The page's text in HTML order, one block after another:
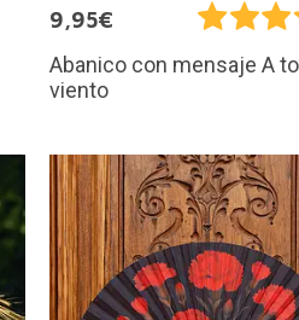
9,95€
Abanico con mensaje A
viento